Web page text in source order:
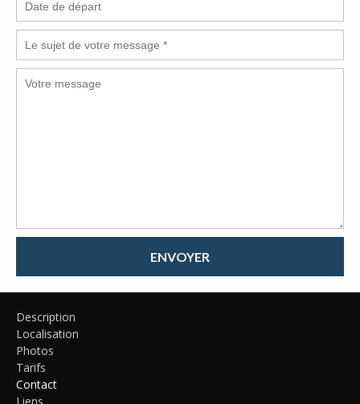
ENVOYER
Description
Localisation
Photos
Tarifs
Contact